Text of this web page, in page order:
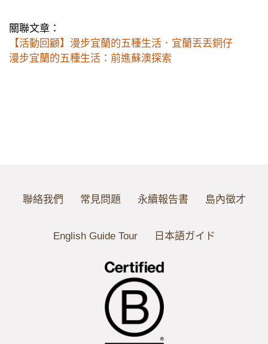
關聯文章：
【活動回顧】漫步宜蘭的五種生活．宜蘭丟丟銅仔
漫步宜蘭的五種生活：前進蘇澳探索
聯絡我們 常見問題 永續報告書 島內徵才
English Guide Tour 日本語ガイド